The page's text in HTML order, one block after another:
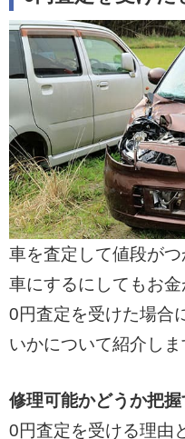
車を査定して値段が
車にするにしてもお金
0円査定を受けた場合
いかについて紹介しま
修理可能かどうか把握
0円査定を受ける理由